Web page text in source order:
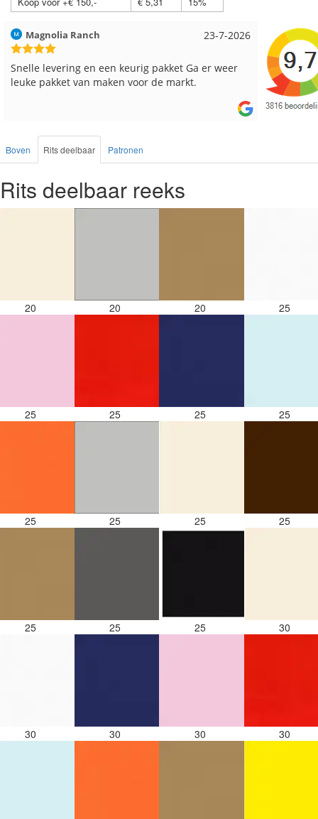
17-7-2026
Hilde uit Loyers
Reeds meerdere keren breigaren en breinaalden
besteld, altijd heel tevreden over de service.
Loes uit
Snelle
Boven Rits deelbaar Patronen
Rits deelbaar reeks
20 20 20 25
25 25 25 25
25 25 25 25
25 25 25 30
30 30 30 30